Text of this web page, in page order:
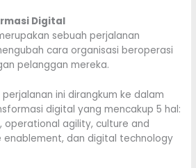
Digital
sebuah perjalanan
cara organisasi beroperasi
pelanggan mereka.
ini dirangkum ke dalam
digital yang mencakup 5 hal:
operational agility, culture and
enablement, dan digital technology